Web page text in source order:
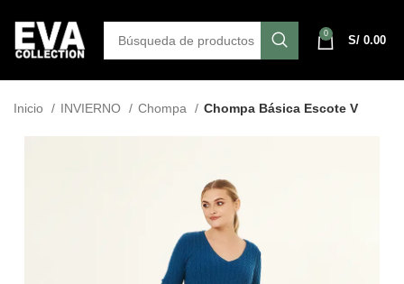
0
S/ 0.00
Inicio INVIERNO Chompa Chompa Básica Escote V